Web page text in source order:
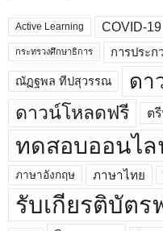
Active Learning COVID-19
กระทรวงศึกษาธิการ การประก
ณัฏฐพล ทีปสุวรรณ ดา
ดาวน์โหลดฟรี ต
ทดสอบออนไ
ภาษาอังกฤษ ภาษาไทย
รับเกียรติบัตร